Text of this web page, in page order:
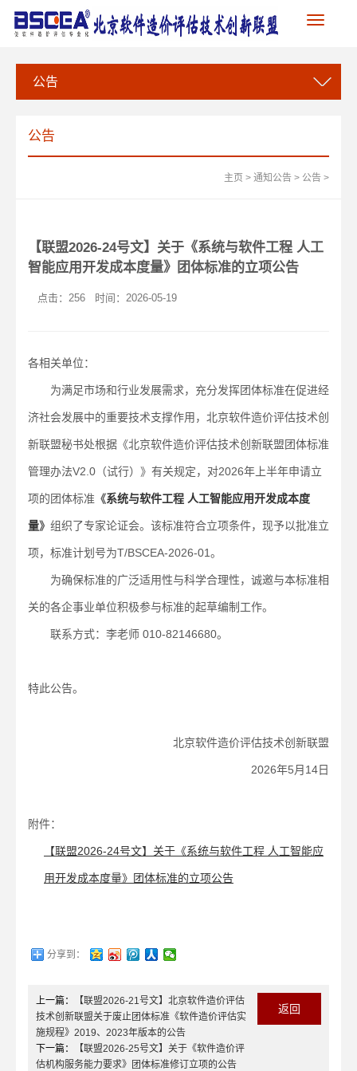
Toggle
navigation
公告
公告
主页 > 通知公告 > 公告 >
【联盟2026-24号文】关于《系统与软件工程 人工
智能应用开发成本度量》团体标准的立项公告
点击： 256 时间：2026-05-19
各相关单位：
为满足市场和行业发展需求，充分发挥团体标准在促进经
济社会发展中的重要技术支撑作用，北京软件造价评估技术创
新联盟秘书处根据《北京软件造价评估技术创新联盟团体标准
管理办法V2.0（试行）》有关规定，对2026年上半年申请立
项的团体标准 《系统与软件工程 人工智能应用开发成本度
量》 组织了专家论证会。该标准符合立项条件，现予以批准立
项，标准计划号为T/BSCEA-2026-01。
为确保标准的广泛适用性与科学合理性，诚邀与本标准相
关的各企事业单位积极参与标准的起草编制工作。
联系方式：李老师 010-82146680。
特此公告。
北京软件造价评估技术创新联盟
2026年5月14日
附件：
【联盟2026-24号文】关于《系统与软件工程 人工智能应
用开发成本度量》团体标准的立项公告
分享到：
上一篇：
【联盟2026-21号文】北京软件造价评估
技术创新联盟关于废止团体标准《软件造价评估实
施规程》2019、2023年版本的公告
下一篇：
【联盟2026-25号文】关于《软件造价评
估机构服务能力要求》团体标准修订立项的公告
返回